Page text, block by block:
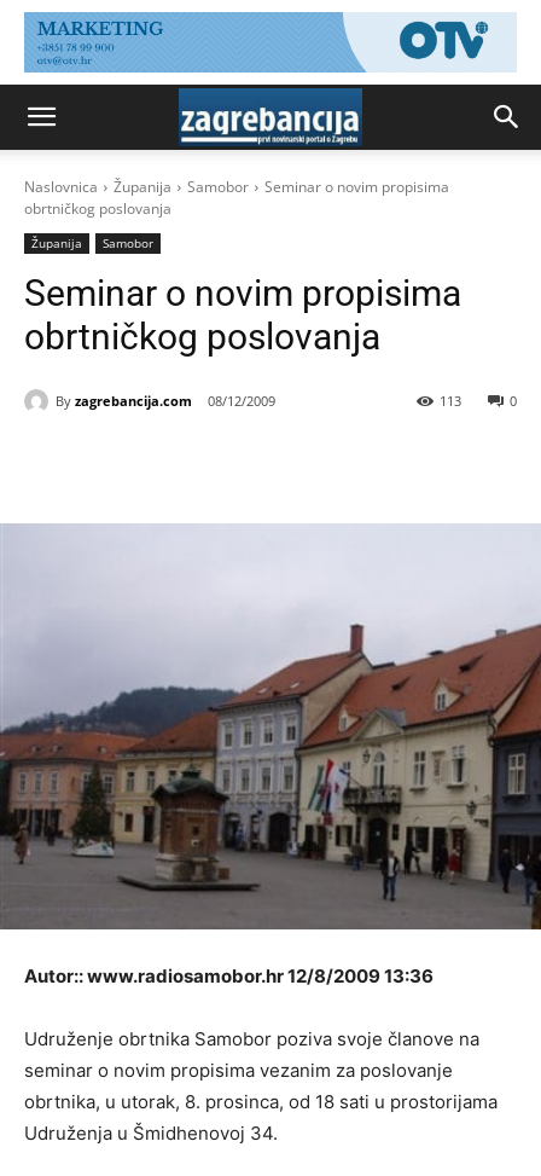
Naslovnica Županija Samobor
Seminar o novim propisima
obrtničkog poslovanja
Županija Samobor
Seminar o novim propisima
obrtničkog poslovanja
By zagrebancija.com 08/12/2009 0
113
Autor:: www.radiosamobor.hr 12/8/2009 13:36
Udruženje obrtnika Samobor poziva svoje članove na
seminar o novim propisima vezanim za poslovanje
obrtnika, u utorak, 8. prosinca, od 18 sati u prostorijama
Udruženja u Šmidhenovoj 34.